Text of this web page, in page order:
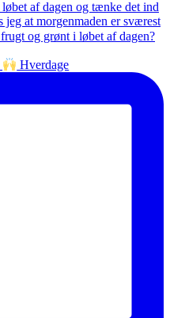
Hverdage